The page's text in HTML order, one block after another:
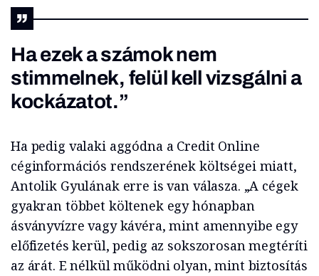
Ha ezek a számok nem
stimmelnek, felül kell vizsgálni a
kockázatot.”
Ha pedig valaki aggódna a Credit Online
céginformációs rendszerének költségei miatt,
Antolik Gyulának erre is van válasza. „A cégek
gyakran többet költenek egy hónapban
ásványvízre vagy kávéra, mint amennyibe egy
előfizetés kerül, pedig az sokszorosan megtéríti
az árát. E nélkül működni olyan, mint biztosítás